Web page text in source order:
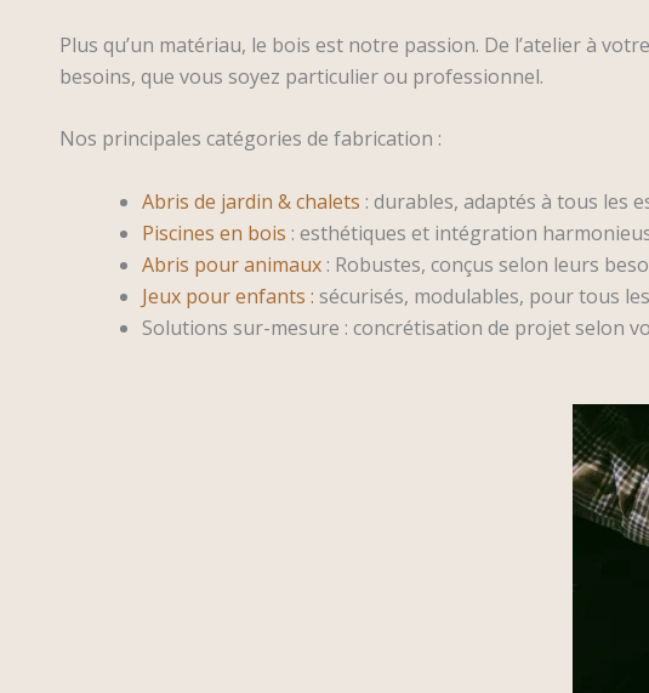
Plus qu’un matériau, le bois est notre passion. De l’atelier à
besoins, que vous soyez particulier ou professionnel.
Nos principales catégories de fabrication :
Abris de jardin & chalets : durables, adaptés à tous les
Piscines en bois : esthétiques et intégration
Abris pour animaux : Robustes, conçus selon leurs
Jeux pour enfants : sécurisés, modulables, pour tous
Solutions sur-mesure : concrétisation de projet selon